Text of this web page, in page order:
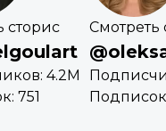
сторис
4.2M
751
Смотреть